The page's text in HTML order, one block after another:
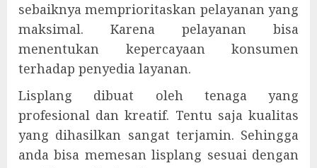
sebaiknya memprioritaskan pelayanan yang
maksimal. Karena pelayanan bisa
menentukan kepercayaan konsumen
terhadap penyedia layanan.
Lisplang dibuat oleh tenaga yang
profesional dan kreatif. Tentu saja kualitas
yang dihasilkan sangat terjamin. Sehingga
anda bisa memesan lisplang sesuai dengan